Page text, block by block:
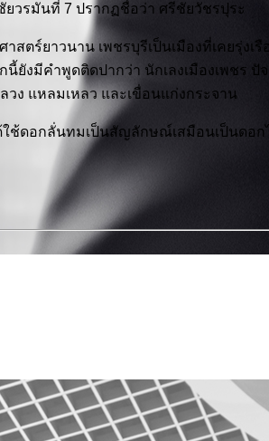
ยวรมันที่ 7 ปรากฏชื่อว่า ศรีชัยวัชรปุระ
ตร์ยาวนาน เพชรบุรีเป็นเมืองที่เคยรุ่ง
งมีคำพูดติดปากว่า นักเลงเมืองเพชร ปั
ง แหลมเหลว และเขื่อนแก่งกระจาน
ช้ดอกลั่นทมเป็นสัญลักษณ์เสมือนเป็นดอก